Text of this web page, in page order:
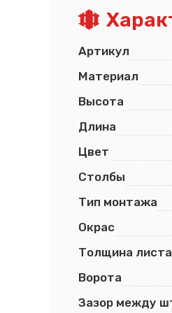
Артикул
Материал
Высота
Длина
Цвет
Столбы
Тип монтажа
Окрас
Толщина листа
Ворота
Зазор между